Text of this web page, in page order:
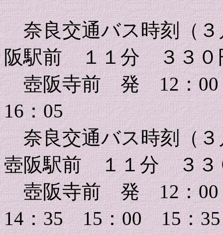
奈良交通バス時刻（
阪駅前 １１分 ３３０
壺阪寺前 発 12：
16：05
奈良交通バス時刻（
壺阪駅前 １１分 ３３
壺阪寺前 発 12：
14：35 15：00 15：